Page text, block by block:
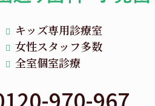
キッズ専用診療室
女性スタッフ多数
全室個室診療
970-967